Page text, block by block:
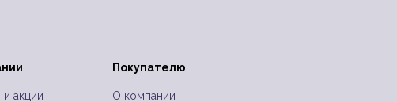
акции
Покупателю
О компании